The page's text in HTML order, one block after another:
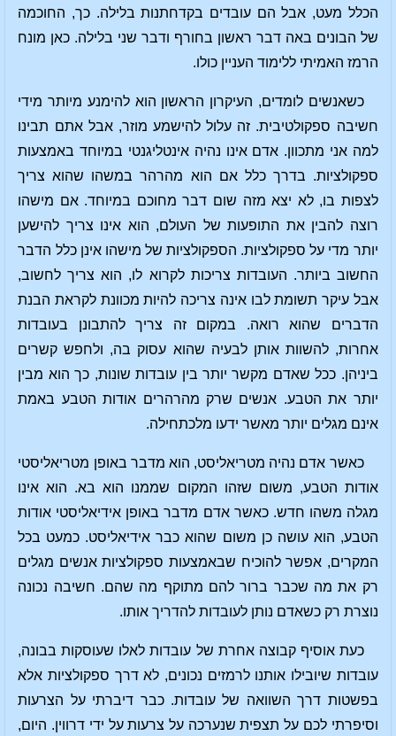
הכלל מעט, אבל הם עובדים בקדחתנות בלילה. כך, החוכמה
של הבונים באה דבר ראשון בחורף ודבר שני בלילה. כאן מונח
הרמז האמיתי ללימוד העניין כולו.
כשאנשים לומדים, העיקרון הראשון הוא להימנע מיותר מידי
חשיבה ספקולטיבית. זה עלול להישמע מוזר, אבל אתם תבינו
למה אני מתכוון. אדם אינו נהיה אינטליגנטי במיוחד באמצעות
ספקולציות. בדרך כלל אם הוא מהרהר במשהו שהוא צריך
לצפות בו, לא יצא מזה שום דבר מחוכם במיוחד. אם מישהו
רוצה להבין את התופעות של העולם, הוא אינו צריך להישען
יותר מדי על ספקולציות. הספקולציות של מישהו אינן כלל הדבר
החשוב ביותר. העובדות צריכות לקרוא לו, הוא צריך לחשוב,
אבל עיקר תשומת לבו אינה צריכה להיות מכוונת לקראת הבנת
הדברים שהוא רואה. במקום זה צריך להתבונן בעובדות
אחרות, להשוות אותן לבעיה שהוא עסוק בה, ולחפש קשרים
ביניהן. ככל שאדם מקשר יותר בין עובדות שונות, כך הוא מבין
יותר את הטבע. אנשים שרק מהרהרים אודות הטבע באמת
אינם מגלים יותר מאשר ידעו מלכתחילה.
כאשר אדם נהיה מטריאליסט, הוא מדבר באופן מטריאליסטי
אודות הטבע, משום שזהו המקום שממנו הוא בא. הוא אינו
מגלה משהו חדש. כאשר אדם מדבר באופן אידיאליסטי אודות
הטבע, הוא עושה כן משום שהוא כבר אידיאליסט. כמעט בכל
המקרים, אפשר להוכיח שבאמצעות ספקולציות אנשים מגלים
רק את מה שכבר ברור להם מתוקף מה שהם. חשיבה נכונה
נוצרת רק כשאדם נותן לעובדות להדריך אותו.
כעת אוסיף קבוצה אחרת של עובדות לאלו שעוסקות בבונה,
עובדות שיובילו אותנו לרמזים נכונים, לא דרך ספקולציות אלא
בפשטות דרך השוואה של עובדות. כבר דיברתי על הצרעות
וסיפרתי לכם על תצפית שנערכה על צרעות על ידי דרווין. היום,